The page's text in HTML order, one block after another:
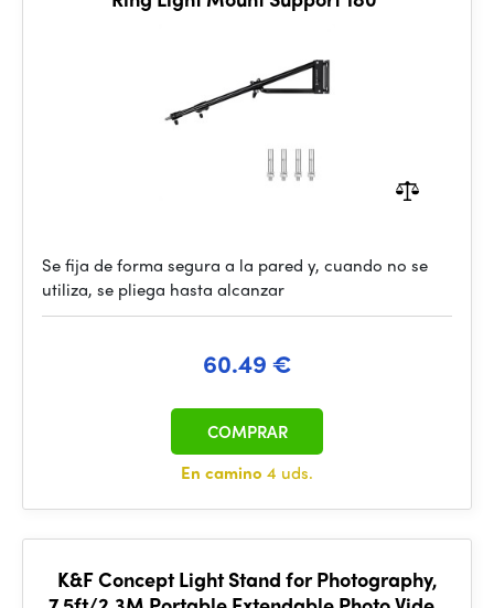
Se fija de forma segura a la pared y, cuando no se
utiliza, se pliega hasta alcanzar
60.49 €
En camino 4 uds.
COMPRAR
K&F Concept Light Stand for Photography,